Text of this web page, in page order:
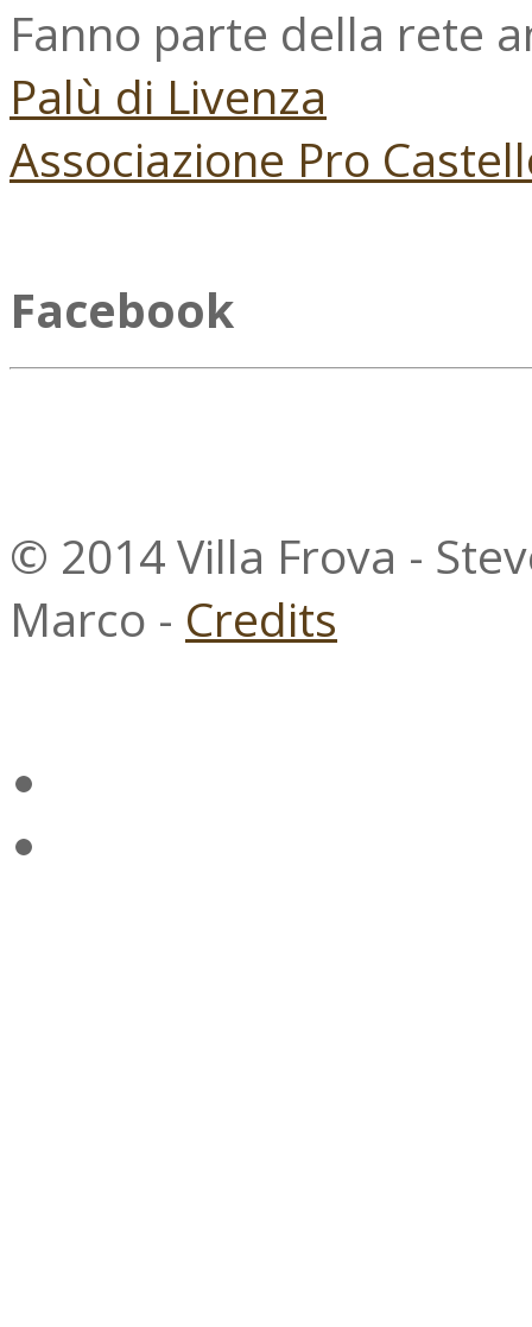
Fanno parte della rete
Palù di Livenza
Associazione Pro
Facebook
© 2014 Villa Frova -
Marco - Credits